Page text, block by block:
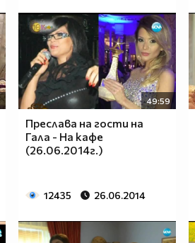
49:59
Преслава на гости на
Гала - На кафе
(26.06.2014г.)
12435 26.06.2014